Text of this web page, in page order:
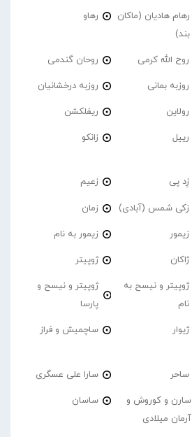
رهام هادیان (ماکان
بند)
رهاو
روح الله کرمی روحان گندمی
روزبه بمانی روزبه درخشانیان
رولاین ریفلکشن
رییل زانکو
زِد پی زعیم
زکی شمس (آبادی) زمان
زیمور زیمور به نام
ژاکان ژوپیتر
ژوپیتر و نیسح به
نام
ژوپیتر و نیسح و
پارسا
ژیوار ساچمیش و فراز
ساحر سارا علی عسگری
سارن و کوروش و
آرمان میلادی
ساسان